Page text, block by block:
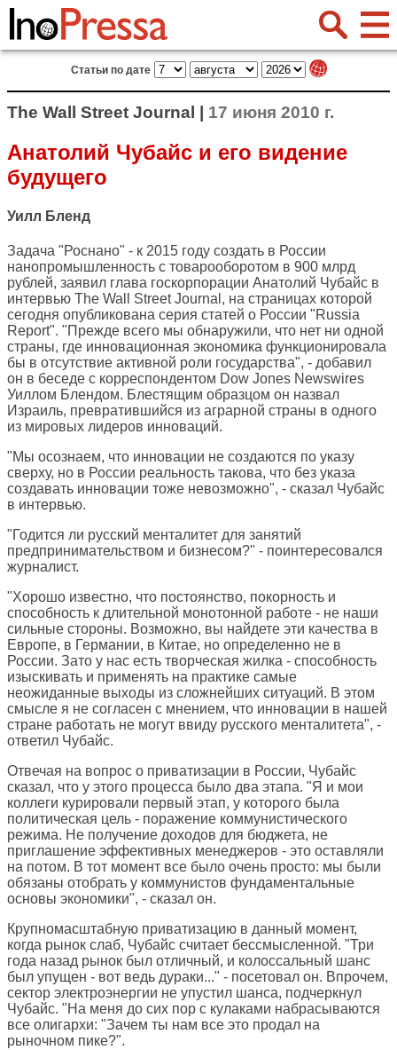
Статьи по дате
The Wall Street Journal | 17 июня 2010 г.
Анатолий Чубайс и его видение
будущего
Уилл Бленд
Задача "Роснано" - к 2015 году создать в России
нанопромышленность с товарооборотом в 900 млрд
рублей, заявил глава госкорпорации Анатолий Чубайс в
интервью The Wall Street Journal , на страницах которой
сегодня опубликована серия статей о России "Russia
Report". "Прежде всего мы обнаружили, что нет ни одной
страны, где инновационная экономика функционировала
бы в отсутствие активной роли государства", - добавил
он в беседе с корреспондентом Dow Jones Newswires
Уиллом Блендом. Блестящим образцом он назвал
Израиль, превратившийся из аграрной страны в одного
из мировых лидеров инноваций.
"Мы осознаем, что инновации не создаются по указу
сверху, но в России реальность такова, что без указа
создавать инновации тоже невозможно", - сказал Чубайс
в интервью.
"Годится ли русский менталитет для занятий
предпринимательством и бизнесом?" - поинтересовался
журналист.
"Хорошо известно, что постоянство, покорность и
способность к длительной монотонной работе - не наши
сильные стороны. Возможно, вы найдете эти качества в
Европе, в Германии, в Китае, но определенно не в
России. Зато у нас есть творческая жилка - способность
изыскивать и применять на практике самые
неожиданные выходы из сложнейших ситуаций. В этом
смысле я не согласен с мнением, что инновации в нашей
стране работать не могут ввиду русского менталитета", -
ответил Чубайс.
Отвечая на вопрос о приватизации в России, Чубайс
сказал, что у этого процесса было два этапа. "Я и мои
коллеги курировали первый этап, у которого была
политическая цель - поражение коммунистического
режима. Не получение доходов для бюджета, не
приглашение эффективных менеджеров - это оставляли
на потом. В тот момент все было очень просто: мы были
обязаны отобрать у коммунистов фундаментальные
основы экономики", - сказал он.
Крупномасштабную приватизацию в данный момент,
когда рынок слаб, Чубайс считает бессмысленной. "Три
года назад рынок был отличный, и колоссальный шанс
был упущен - вот ведь дураки..." - посетовал он. Впрочем,
сектор электроэнергии не упустил шанса, подчеркнул
Чубайс. "На меня до сих пор с кулаками набрасываются
все олигархи: "Зачем ты нам все это продал на
рыночном пике?".